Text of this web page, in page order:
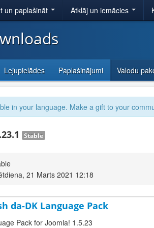
un paplašināt Atklāj un iemācies
Lejupielādes Paplašinājumi Valodu
in your language. Make a gift to your
Stable
21 Marts 2021 12:18
da-DK Language Pack
Pack for Joomla! 1.5.23